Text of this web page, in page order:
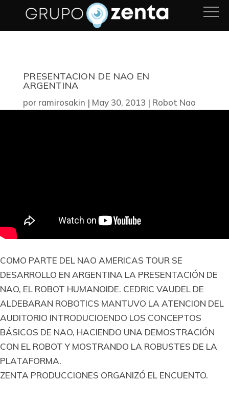
PRESENTACION DE NAO EN
ARGENTINA
por ramirosakin | May 30, 2013 | Robot Nao
COMO PARTE DEL NAO AMERICAS TOUR SE
DESARROLLO EN ARGENTINA LA PRESENTACIÓN DE
NAO, EL ROBOT HUMANOIDE. CEDRIC VAUDEL DE
ALDEBARAN ROBOTICS MANTUVO LA ATENCION DEL
AUDITORIO INTRODUCIOENDO LOS CONCEPTOS
BÁSICOS DE NAO, HACIENDO UNA DEMOSTRACIÓN
CON EL ROBOT Y MOSTRANDO LA ROBUSTES DE LA
PLATAFORMA.
ZENTA PRODUCCIONES ORGANIZÓ EL ENCUENTO.